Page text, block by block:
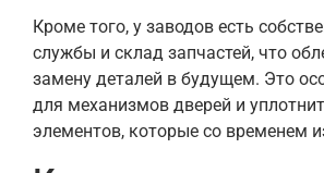
Кроме того, у заводов есть
службы и склад запчастей, что
замену деталей в будущем. Это
для механизмов дверей и
элементов, которые со временем